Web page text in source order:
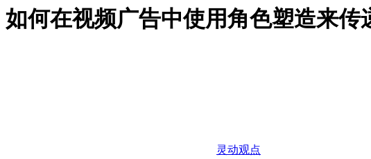
如何在视频广告中使用角色塑造来传
灵动观点